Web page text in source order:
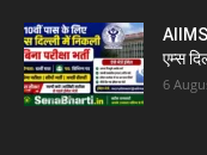
एम्स
6